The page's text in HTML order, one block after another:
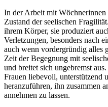
In der Arbeit mit
Zustand der seelischen
ihrem Körper, sie produziert
Verletzungen, besonders nach
auch wenn vordergründig alles
Zeit der Begegnung mit
und breitet sich ungebremst
Frauen liebevoll, unterstützend
heranzuführen, ihn zusammen
annehmen zu lassen.